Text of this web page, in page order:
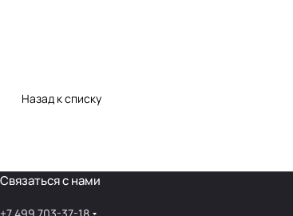
Назад к списку
Связаться с нами